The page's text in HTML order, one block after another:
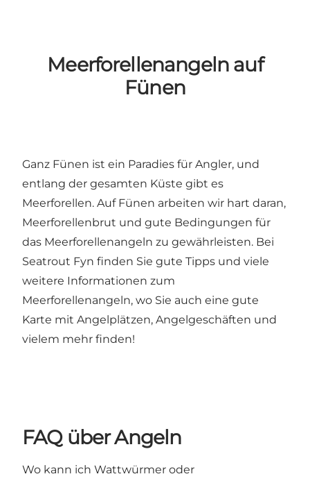
Meerforellenangeln auf
Fünen
Ganz Fünen ist ein Paradies für Angler, und
entlang der gesamten Küste gibt es
Meerforellen. Auf Fünen arbeiten wir hart daran,
Meerforellenbrut und gute Bedingungen für
das Meerforellenangeln zu gewährleisten. Bei
Seatrout Fyn finden Sie gute Tipps und viele
weitere Informationen zum
Meerforellenangeln, wo Sie auch eine gute
Karte mit Angelplätzen, Angelgeschäften und
vielem mehr finden!
FAQ über Angeln
Wo kann ich Wattwürmer oder